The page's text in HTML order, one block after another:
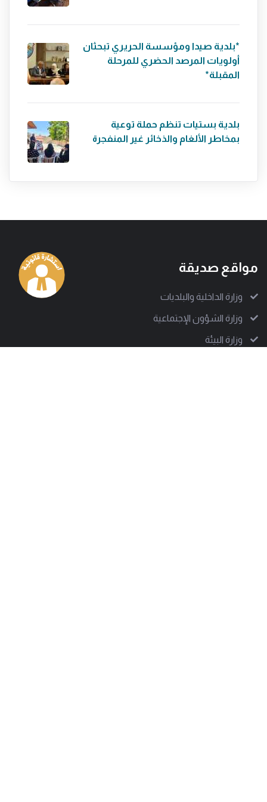
*بلدية صيدا ومؤسسة الحريري تبحثان
أولويات المرصد الحضري للمرحلة
المقبلة*
بلدية بستيات تنظم حملة توعية
بمخاطر الألغام والذخائر غير المنفجرة
مواقع صديقة
وزارة الداخلية والبلديات
وزارة الشؤون الإجتماعية
وزارة البيئة